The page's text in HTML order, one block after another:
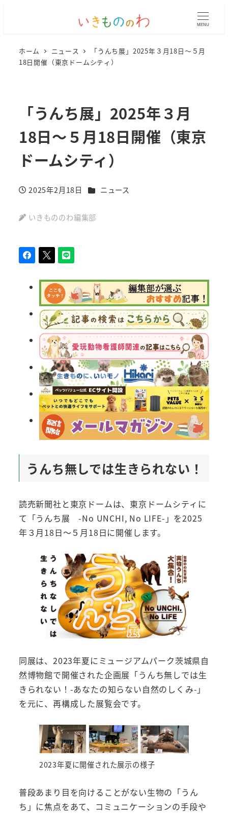
MENU
ホーム ニュース
「うんち展」2025年３月18日～５月
18日開催（東京ドームシティ）
「うんち展」2025年３月
18日～５月18日開催（東京
ドームシティ）
投稿日
2025年2月18日 カテゴリー
ニュース
いきもののわ編集部
うんち無しでは生きられない！
読売新聞社と東京ドームは、東京ドームシティに
て「うんち展 -No UNCHI, No LIFE-」を2025
年３月18日～５月18日に開催します。
同展は、2023年夏にミュージアムパーク茨城県自
然博物館で開催された企画展「うんち無しでは生
きられない！-あなたの知らない自然のしくみ-」
を元に、再構成した展覧会です。
2023年夏に開催された展示の様子
普段あまり目を向けることがない生物の「うん
ち」に焦点をあて、コミュニケーションの手段や